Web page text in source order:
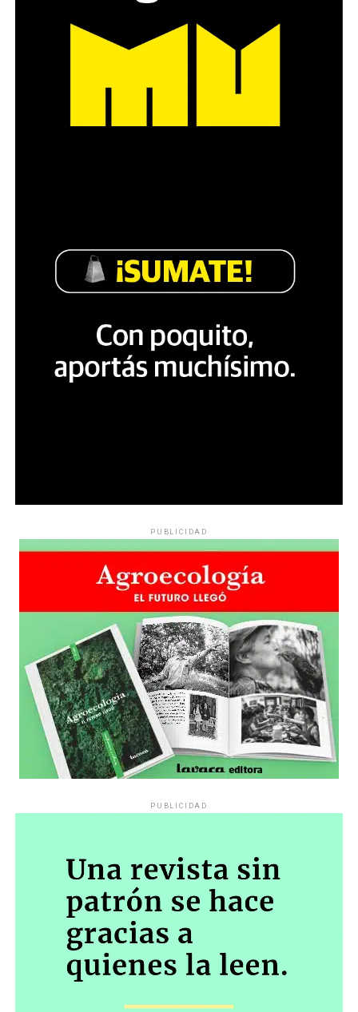
PUBLICIDAD
PUBLICIDAD